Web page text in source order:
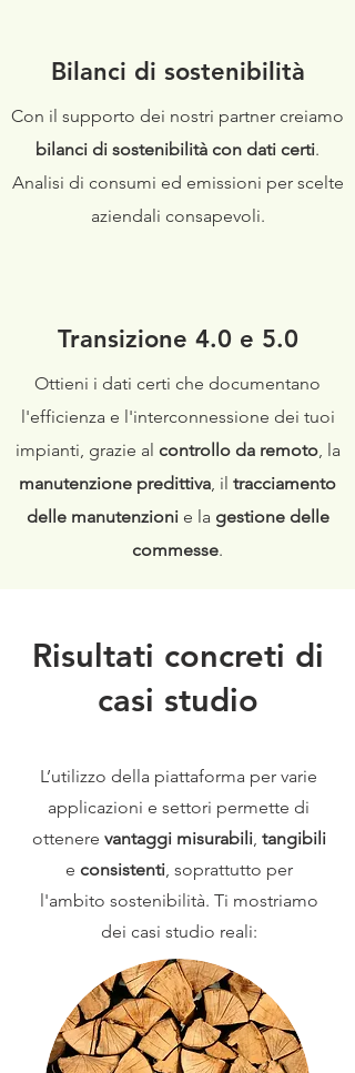
Bilanci di sostenibilità
Con il supporto dei nostri partner creiamo
bilanci di sostenibilità con dati certi.
Analisi di consumi ed emissioni per scelte
aziendali consapevoli.
Transizione 4.0 e 5.0
Ottieni i dati certi che documentano
l'efficienza e l'interconnessione dei tuoi
impianti, grazie al controllo da remoto, la
manutenzione predittiva, il tracciamento
delle manutenzioni e la gestione delle
commesse.
Risultati concreti di
casi studio
L’utilizzo della piattaforma per varie
applicazioni e settori permette di
ottenere vantaggi misurabili, tangibili
e consistenti, soprattutto per
l'ambito sostenibilità. Ti mostriamo
dei casi studio reali: